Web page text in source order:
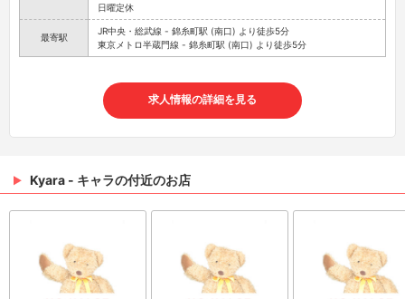
日曜定休
最寄駅
JR中央・総武線 - 錦糸町駅 (南口) より徒歩5分
東京メトロ半蔵門線 - 錦糸町駅 (南口) より徒歩5分
求人情報の詳細を見る
Kyara - キャラの付近のお店